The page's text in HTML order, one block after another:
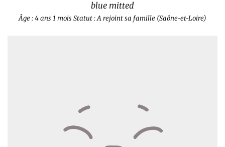
blue mitted
Âge : 4 ans 1 mois Statut : A rejoint sa famille (Saône-et-Loire)